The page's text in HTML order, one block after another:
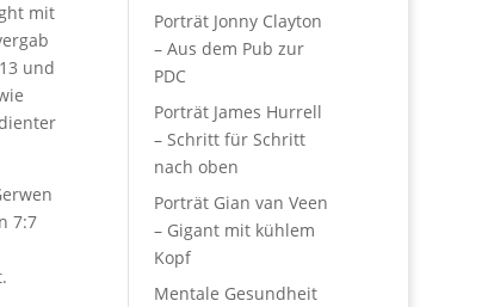
mit
und
7:7
Porträt Jonny Clayton
– Aus dem Pub zur
PDC
Porträt James Hurrell
– Schritt für Schritt
nach oben
Porträt Gian van Veen
– Gigant mit kühlem
Kopf
Mentale Gesundheit